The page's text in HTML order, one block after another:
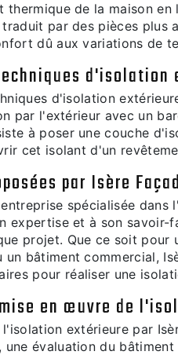
de la maison
par des pièces plus
dû aux variations de
d'isolation
d'isolation
par l'extérieur avec un
à poser une couche
cet isolant d'un
par Isère
spécialisée
expertise et à son
projet. Que ce soit pour
bâtiment commercial,
pour réaliser une
en œuvre de
extérieure par
évaluation du